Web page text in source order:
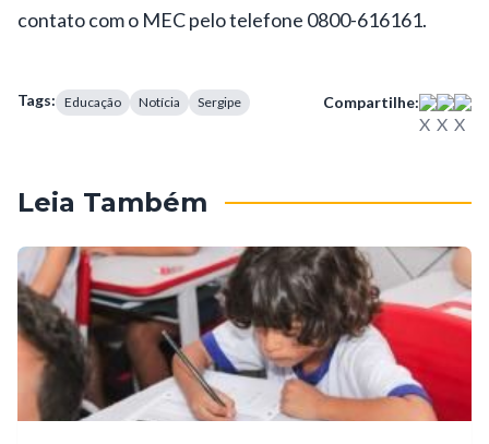
contato com o MEC pelo telefone 0800-616161.
Tags: Educação Notícia Sergipe Compartilhe:
Leia Também